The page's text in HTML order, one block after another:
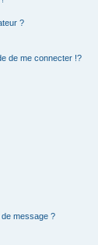
?
de me connecter !?
message ?